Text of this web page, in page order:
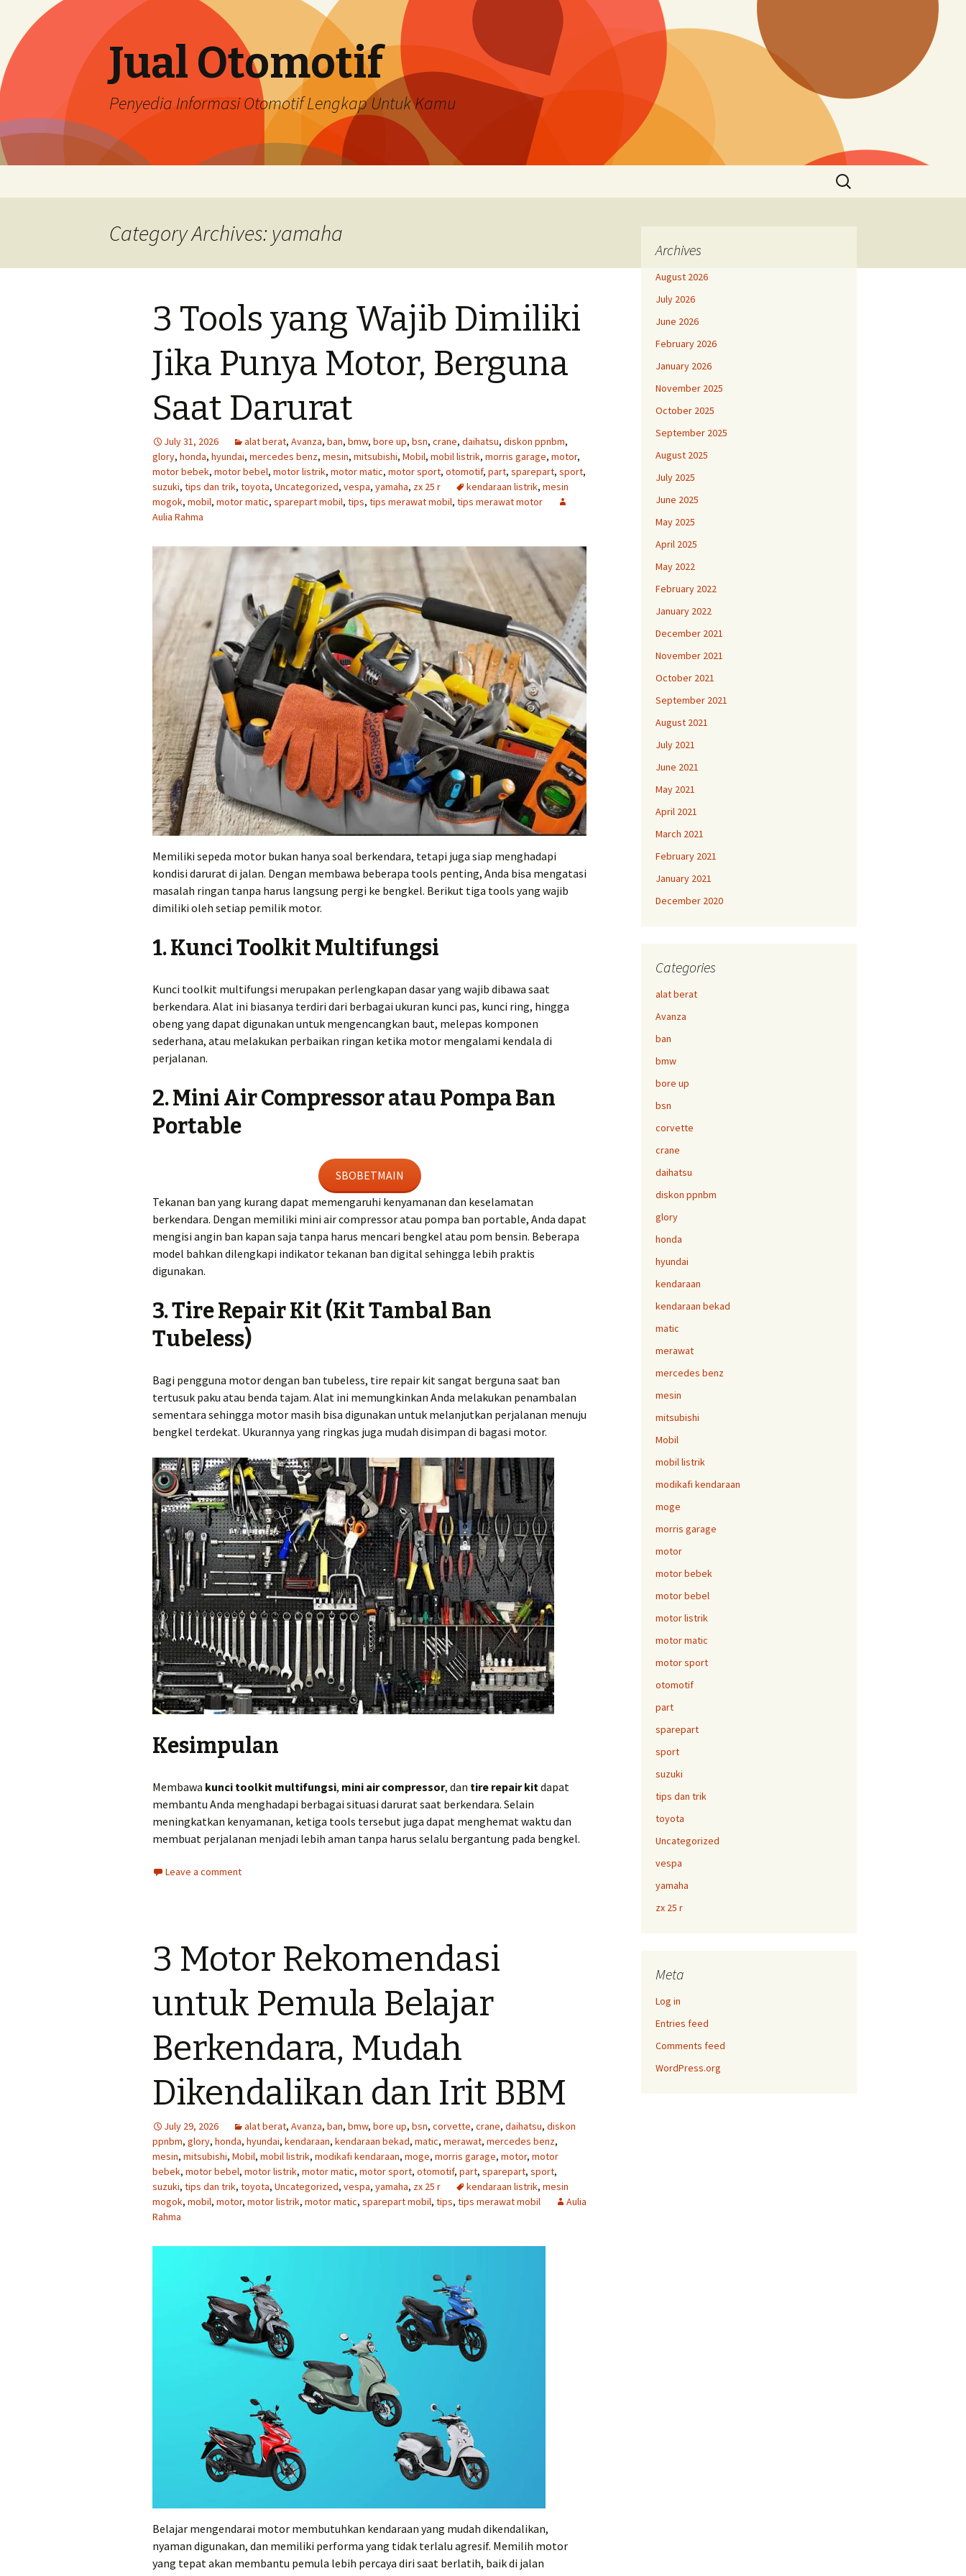
Jual Otomotif
Penyedia Informasi Otomotif Lengkap Untuk Kamu
Search
for:
Category Archives: yamaha
3 Tools yang Wajib Dimiliki
Jika Punya Motor, Berguna
Saat Darurat
July 31, 2026 alat berat, Avanza, ban, bmw, bore up, bsn, crane, daihatsu, diskon ppnbm,
glory, honda, hyundai, mercedes benz, mesin, mitsubishi, Mobil, mobil listrik, morris garage, motor,
motor bebek, motor bebel, motor listrik, motor matic, motor sport, otomotif, part, sparepart, sport,
suzuki, tips dan trik, toyota, Uncategorized, vespa, yamaha, zx 25 r kendaraan listrik, mesin
mogok, mobil, motor matic, sparepart mobil, tips, tips merawat mobil, tips merawat motor
Aulia Rahma
Memiliki sepeda motor bukan hanya soal berkendara, tetapi juga siap menghadapi
kondisi darurat di jalan. Dengan membawa beberapa tools penting, Anda bisa mengatasi
masalah ringan tanpa harus langsung pergi ke bengkel. Berikut tiga tools yang wajib
dimiliki oleh setiap pemilik motor.
1. Kunci Toolkit Multifungsi
Kunci toolkit multifungsi merupakan perlengkapan dasar yang wajib dibawa saat
berkendara. Alat ini biasanya terdiri dari berbagai ukuran kunci pas, kunci ring, hingga
obeng yang dapat digunakan untuk mengencangkan baut, melepas komponen
sederhana, atau melakukan perbaikan ringan ketika motor mengalami kendala di
perjalanan.
2. Mini Air Compressor atau Pompa Ban
Portable
SBOBETMAIN
Tekanan ban yang kurang dapat memengaruhi kenyamanan dan keselamatan
berkendara. Dengan memiliki mini air compressor atau pompa ban portable, Anda dapat
mengisi angin ban kapan saja tanpa harus mencari bengkel atau pom bensin. Beberapa
model bahkan dilengkapi indikator tekanan ban digital sehingga lebih praktis
digunakan.
3. Tire Repair Kit (Kit Tambal Ban
Tubeless)
Bagi pengguna motor dengan ban tubeless, tire repair kit sangat berguna saat ban
tertusuk paku atau benda tajam. Alat ini memungkinkan Anda melakukan penambalan
sementara sehingga motor masih bisa digunakan untuk melanjutkan perjalanan menuju
bengkel terdekat. Ukurannya yang ringkas juga mudah disimpan di bagasi motor.
Kesimpulan
Membawa kunci toolkit multifungsi, mini air compressor, dan tire repair kit dapat
membantu Anda menghadapi berbagai situasi darurat saat berkendara. Selain
meningkatkan kenyamanan, ketiga tools tersebut juga dapat menghemat waktu dan
membuat perjalanan menjadi lebih aman tanpa harus selalu bergantung pada bengkel.
Leave a comment
3 Motor Rekomendasi
untuk Pemula Belajar
Berkendara, Mudah
Dikendalikan dan Irit BBM
July 29, 2026 alat berat, Avanza, ban, bmw, bore up, bsn, corvette, crane, daihatsu, diskon
ppnbm, glory, honda, hyundai, kendaraan, kendaraan bekad, matic, merawat, mercedes benz,
mesin, mitsubishi, Mobil, mobil listrik, modikafi kendaraan, moge, morris garage, motor, motor
bebek, motor bebel, motor listrik, motor matic, motor sport, otomotif, part, sparepart, sport,
suzuki, tips dan trik, toyota, Uncategorized, vespa, yamaha, zx 25 r kendaraan listrik, mesin
mogok, mobil, motor, motor listrik, motor matic, sparepart mobil, tips, tips merawat mobil
Aulia
Rahma
Belajar mengendarai motor membutuhkan kendaraan yang mudah dikendalikan,
nyaman digunakan, dan memiliki performa yang tidak terlalu agresif. Memilih motor
yang tepat akan membantu pemula lebih percaya diri saat berlatih, baik di jalan
Archives
August 2026
July 2026
June 2026
February 2026
January 2026
November 2025
October 2025
September 2025
August 2025
July 2025
June 2025
May 2025
April 2025
May 2022
February 2022
January 2022
December 2021
November 2021
October 2021
September 2021
August 2021
July 2021
June 2021
May 2021
April 2021
March 2021
February 2021
January 2021
December 2020
Categories
alat berat
Avanza
ban
bmw
bore up
bsn
corvette
crane
daihatsu
diskon ppnbm
glory
honda
hyundai
kendaraan
kendaraan bekad
matic
merawat
mercedes benz
mesin
mitsubishi
Mobil
mobil listrik
modikafi kendaraan
moge
morris garage
motor
motor bebek
motor bebel
motor listrik
motor matic
motor sport
otomotif
part
sparepart
sport
suzuki
tips dan trik
toyota
Uncategorized
vespa
yamaha
zx 25 r
Meta
Log in
Entries feed
Comments feed
WordPress.org